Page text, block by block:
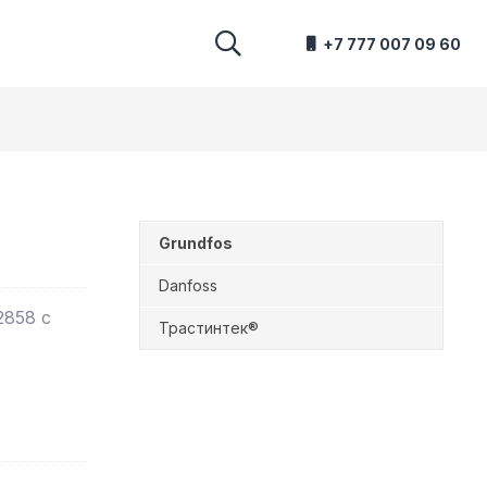
+7 777 007 09 60
с
Grundfos
Danfoss
Трастинтек®